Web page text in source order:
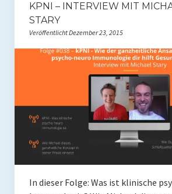
Mit Ei
Salate
Shop
Ebooks To Go
Podcasts
KPNI – INTERVIEW MIT
STARY
Veröffentlicht Dezember 23, 2015
In dieser Folge: Was ist klinische